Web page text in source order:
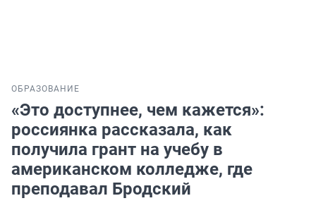
ОБРАЗОВАНИЕ
«Это доступнее, чем кажется»:
россиянка рассказала, как
получила грант на учебу в
американском колледже, где
преподавал Бродский